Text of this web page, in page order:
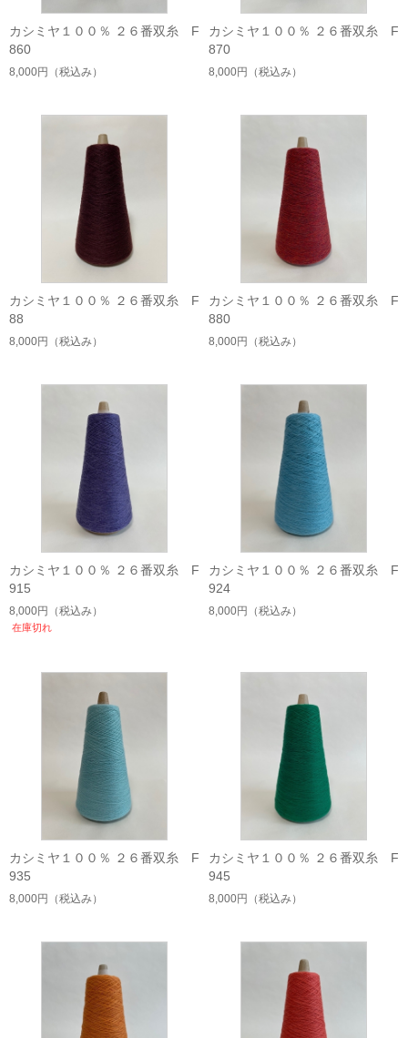
カシミヤ１００％ ２６番双糸 F
860
8,000円 （税込み）
カシミヤ１００％ ２６番双糸 F
870
8,000円 （税込み）
カシミヤ１００％ ２６番双糸 F
88
8,000円 （税込み）
カシミヤ１００％ ２６番双糸 F
880
8,000円 （税込み）
カシミヤ１００％ ２６番双糸 F
915
8,000円 （税込み）
在庫切れ
カシミヤ１００％ ２６番双糸 F
924
8,000円 （税込み）
カシミヤ１００％ ２６番双糸 F
935
8,000円 （税込み）
カシミヤ１００％ ２６番双糸 F
945
8,000円 （税込み）